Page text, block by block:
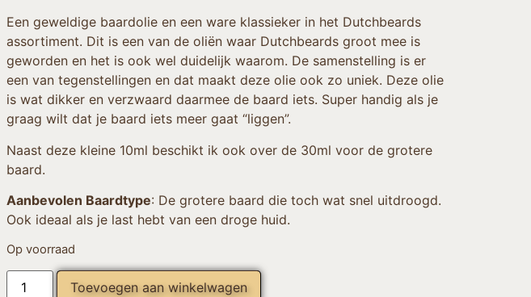
Een geweldige baardolie en een ware klassieker in het Dutchbeards
assortiment. Dit is een van de oliën waar Dutchbeards groot mee is
geworden en het is ook wel duidelijk waarom. De samenstelling is er
een van tegenstellingen en dat maakt deze olie ook zo uniek. Deze olie
is wat dikker en verzwaard daarmee de baard iets. Super handig als je
graag wilt dat je baard iets meer gaat “liggen”.
Naast deze kleine 10ml beschikt ik ook over de 30ml voor de grotere
baard.
Aanbevolen Baardtype: De grotere baard die toch wat snel uitdroogd.
Ook ideaal als je last hebt van een droge huid.
Op voorraad
Toevoegen aan winkelwagen